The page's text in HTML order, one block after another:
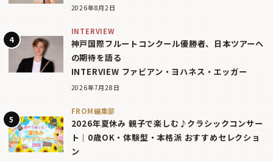
2026年8月2日
INTERVIEW
神戸国際フルートコンクール優勝者、日本ツアーへ
の期待を語る
INTERVIEW ファビアン・ヨハネス・エッガー
2026年7月28日
FROM編集部
2026年夏休み 親子で楽しむ♪クラシックコンサー
ト｜0歳OK・体験型・本格派 おすすめセレクショ
ン